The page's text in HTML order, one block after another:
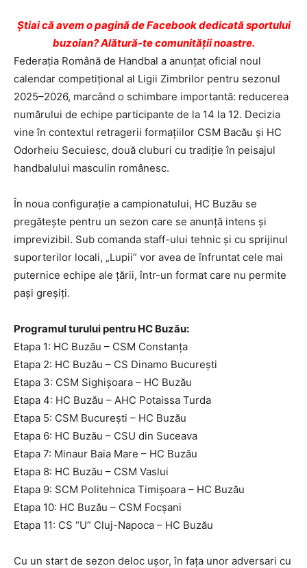
Ştiai că avem o pagină de Facebook dedicată sportului
buzoian? Alătură-te comunității noastre.
Federația Română de Handbal a anunțat oficial noul
calendar competițional al Ligii Zimbrilor pentru sezonul
2025–2026, marcând o schimbare importantă: reducerea
numărului de echipe participante de la 14 la 12. Decizia
vine în contextul retragerii formațiilor CSM Bacău și HC
Odorheiu Secuiesc, două cluburi cu tradiție în peisajul
handbalului masculin românesc.
În noua configurație a campionatului, HC Buzău se
pregătește pentru un sezon care se anunță intens și
imprevizibil. Sub comanda staff-ului tehnic și cu sprijinul
suporterilor locali, „Lupii” vor avea de înfruntat cele mai
puternice echipe ale țării, într-un format care nu permite
pași greșiți.
Programul turului pentru HC Buzău:
Etapa 1: HC Buzău – CSM Constanța
Etapa 2: HC Buzău – CS Dinamo București
Etapa 3: CSM Sighișoara – HC Buzău
Etapa 4: HC Buzău – AHC Potaissa Turda
Etapa 5: CSM București – HC Buzău
Etapa 6: HC Buzău – CSU din Suceava
Etapa 7: Minaur Baia Mare – HC Buzău
Etapa 8: HC Buzău – CSM Vaslui
Etapa 9: SCM Politehnica Timișoara – HC Buzău
Etapa 10: HC Buzău – CSM Focșani
Etapa 11: CS “U” Cluj-Napoca – HC Buzău
Cu un start de sezon deloc ușor, în fața unor adversari cu